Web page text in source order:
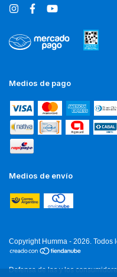
Medios de pago
Medios de envío
Copyright Humma - 2026. Todos
Defensa de las y los